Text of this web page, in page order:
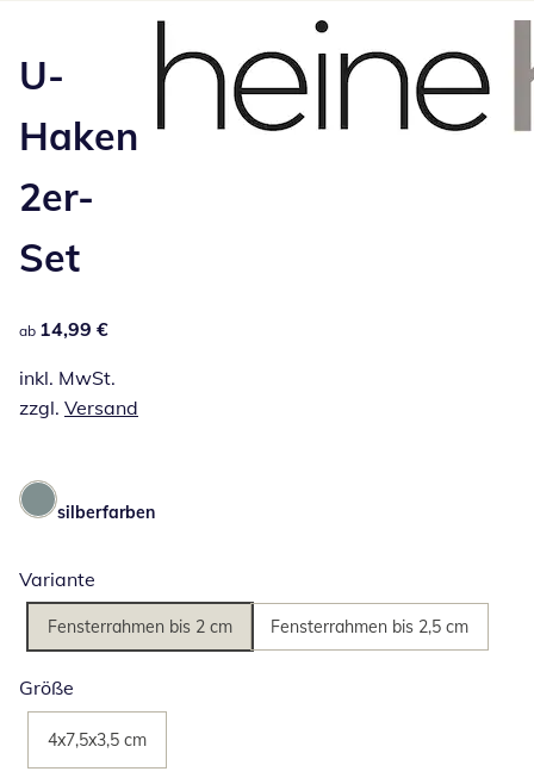
U-
Haken
2er-
Set
14,99 €
ab 14,99 €
inkl. MwSt.
zzgl. Versand
silberfarben
Variante
Fensterrahmen bis 2 cm Fensterrahmen bis 2,5 cm
Größe
4x7,5x3,5 cm